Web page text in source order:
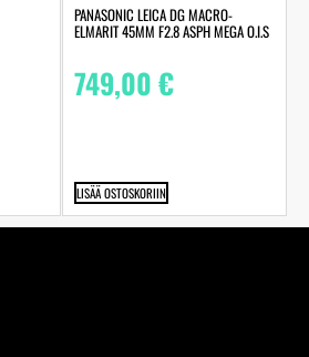
PANASONIC LEICA DG MACRO-
ELMARIT 45MM F2.8 ASPH MEGA O.I.S
749,00€
LISÄÄ OSTOSKORIIN